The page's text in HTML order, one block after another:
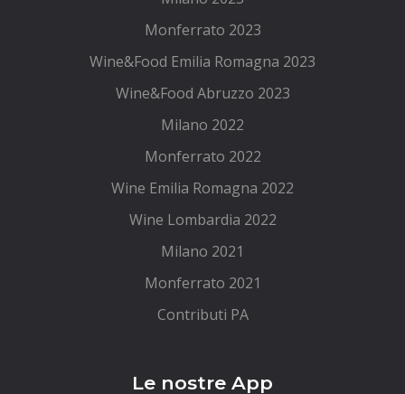
Monferrato 2023
Wine&Food Emilia Romagna 2023
Wine&Food Abruzzo 2023
Milano 2022
Monferrato 2022
Wine Emilia Romagna 2022
Wine Lombardia 2022
Milano 2021
Monferrato 2021
Contributi PA
Le nostre App